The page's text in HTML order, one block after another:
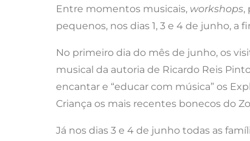
Entre momentos musicais, workshops,
pequenos, nos dias 1, 3 e 4 de junho,
No primeiro dia do mês de junho, os
musical da autoria de Ricardo Reis
encantar e “educar com música” os
Criança os mais recentes bonecos do
Já nos dias 3 e 4 de junho todas as